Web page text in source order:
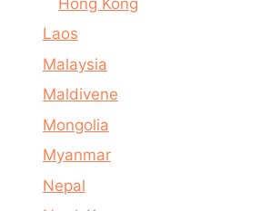
Laos
Malaysia
Maldivene
Mongolia
Myanmar
Nepal